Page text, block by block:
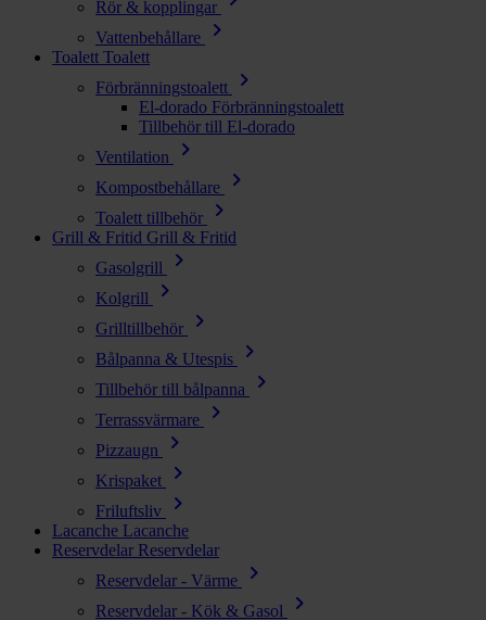
Rör & kopplingar
Vattenbehållare chevron_right
Toalett Toalett
Förbränningstoalett
chevron_right
El-dorado Förbränningstoalett
Tillbehör till El-dorado
Ventilation
chevron_right
Kompostbehållare chevron_right
Toalett tillbehör chevron_right
Grill & Fritid Grill & Fritid
Gasolgrill
chevron_right
Kolgrill chevron_right
Grilltillbehör chevron_right
Bålpanna & Utespis chevron_right
Tillbehör till bålpanna chevron_right
Terrassvärmare chevron_right
Pizzaugn chevron_right
Krispaket chevron_right
Friluftsliv chevron_right
Lacanche Lacanche
Reservdelar Reservdelar
Reservdelar - Värme
chevron_right
Reservdelar - Kök & Gasol chevron_right